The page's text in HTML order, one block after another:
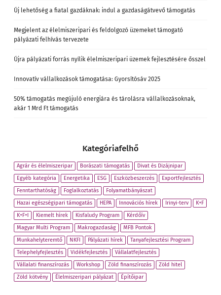
Új lehetőség a fiatal gazdáknak: indul a gazdaságátvevő támogatás
Megjelent az élelmiszeripari és feldolgozó üzemeket támogató
pályázati felhívás tervezete
Újra pályázati forrás nyílik élelmiszeripari üzemek fejlesztésére ősszel
Innovatív vállalkozások támogatása: Gyorsítósáv 2025
50% támogatás megújuló energiára és tárolásra vállalkozásoknak,
akár 1 Mrd Ft támogatás
Kategóriafelhő
Agrár és élelmiszeripar Borászati támogatás
Divat és Dizájnipar
Egyéb kategória
Energetika ESG Eszközbeszerzés
Exportfejlesztés
Fenntarthatóság
Foglalkoztatás
Folyamatbányászat
Hazai egészségipari támogatás
HEPA Innovációs hírek Irinyi-terv
K+F
K+F+I
Kiemelt hírek Kisfaludy Program
Kérdőív
Magyar Multi Program
Makrogazdaság
MFB Pontok
Munkahelyteremtő
NKFI Pályázati hírek
Tanyafejlesztési Program
Telephelyfejlesztés
Vidékfejlesztés
Vállalatfejlesztés
Vállalati finanszírozás
Workshop Zöld finanszírozás
Zöld hitel
Zöld kötvény
Élelmiszeripari pályázat Építőipar